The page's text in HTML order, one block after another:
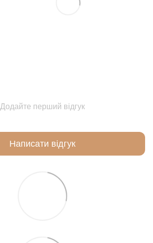
Додайте перший відгук
Написати відгук